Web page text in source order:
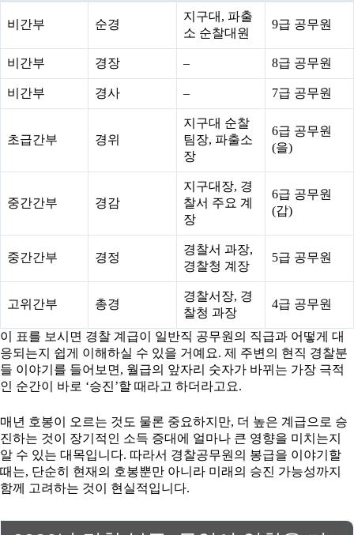
비간부 순경
지구대, 파출
소 순찰대원
9급 공무원
비간부 경장 – 8급 공무원
비간부 경사 – 7급 공무원
초급간부 경위
지구대 순찰
팀장, 파출소
장
6급 공무원
(을)
중간간부 경감
지구대장, 경
찰서 주요 계
장
6급 공무원
(갑)
중간간부 경정
경찰서 과장,
경찰청 계장
5급 공무원
고위간부 총경
경찰서장, 경
찰청 과장
4급 공무원
이 표를 보시면 경찰 계급이 일반직 공무원의 직급과 어떻게 대
응되는지 쉽게 이해하실 수 있을 거예요. 제 주변의 현직 경찰분
들 이야기를 들어보면, 월급의 앞자리 숫자가 바뀌는 가장 극적
인 순간이 바로 ‘승진’할 때라고 하더라고요.
매년 호봉이 오르는 것도 물론 중요하지만, 더 높은 계급으로 승
진하는 것이 장기적인 소득 증대에 얼마나 큰 영향을 미치는지
알 수 있는 대목입니다. 따라서 경찰공무원의 봉급을 이야기할
때는, 단순히 현재의 호봉뿐만 아니라 미래의 승진 가능성까지
함께 고려하는 것이 현실적입니다.